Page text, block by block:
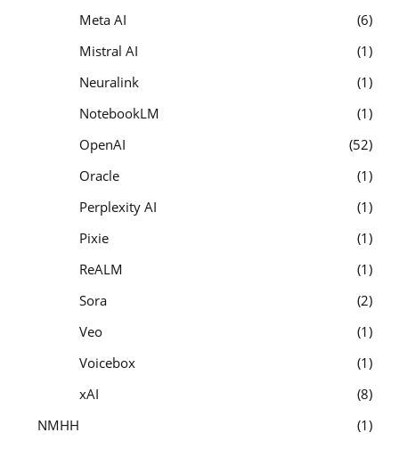
Meta AI
6
Mistral AI
1
Neuralink
1
NotebookLM
1
OpenAI
52
Oracle
1
Perplexity AI
1
Pixie
1
ReALM
1
Sora
2
Veo
1
Voicebox
1
xAI
8
NMHH
1